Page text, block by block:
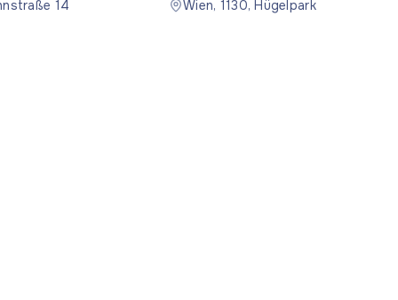
14
2026)
Wien, 1130, Hügelpark